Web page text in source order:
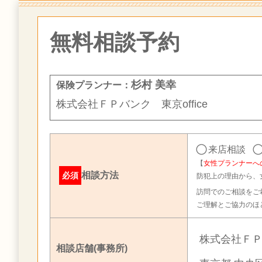
無料相談予約
保険プランナー： 杉村 美幸
株式会社ＦＰバンク 東京office
必須 相談方法
来店相談
【女性プランナー
防犯上の理由から
訪問でのご相談を
ご理解とご協力の
相談店舗(事務所)
株式会社Ｆ